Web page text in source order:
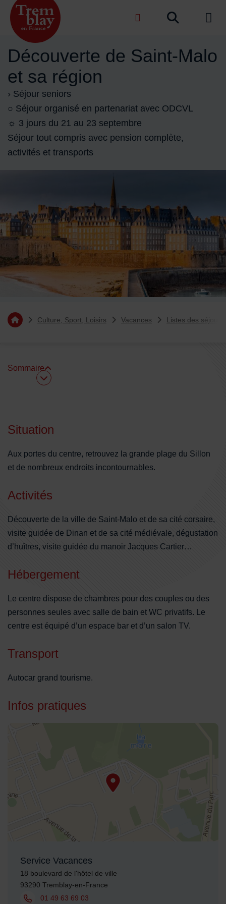
Menu de raccourcis
Accueil ville de Tremblay-en-France de
Découverte de Saint-Malo
et sa région
› Séjour seniors
○ Séjour organisé en partenariat avec ODCVL
☼ 3 jours du 21 au 23 septembre
Séjour tout compris avec pension complète,
activités et transports
Vous êtes ici :
Retourner à l'accueil
Culture, Sport, Loisirs Vacances Listes des séjours
Sommaire
Sommaire
Situation
Aux portes du centre, retrouvez la grande plage du Sillon
et de nombreux endroits incontournables.
Activités
Découverte de la ville de Saint-Malo et de sa cité corsaire,
visite guidée de Dinan et de sa cité médiévale, dégustation
d’huîtres, visite guidée du manoir Jacques Cartier…
Hébergement
Le centre dispose de chambres pour des couples ou des
personnes seules avec salle de bain et WC privatifs. Le
centre est équipé d’un espace bar et d’un salon TV.
Transport
Autocar grand tourisme.
Infos pratiques
48.951202,2.570753
Service Vacances
Adresse :
18 boulevard de l'hôtel de ville
93290 Tremblay-en-France
Tél. :
01 49 63 69 03